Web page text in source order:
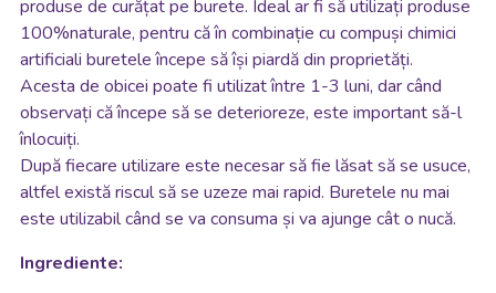
produse de curățat pe burete. Ideal ar fi să utilizați produse
100%naturale, pentru că în combinație cu compuși chimici
artificiali buretele începe să își piardă din proprietăți.
Acesta de obicei poate fi utilizat între 1-3 luni, dar când
observați că începe să se deterioreze, este important să-l
înlocuiți.
După fiecare utilizare este necesar să fie lăsat să se usuce,
altfel există riscul să se uzeze mai rapid. Buretele nu mai
este utilizabil când se va consuma și va ajunge cât o nucă.
Ingrediente: